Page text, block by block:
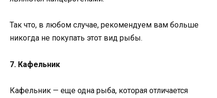
Так что, в любом случае, рекомендуем вам больше
никогда не покупать этот вид рыбы.
7. Кафельник
Кафельник — еще одна рыба, которая отличается